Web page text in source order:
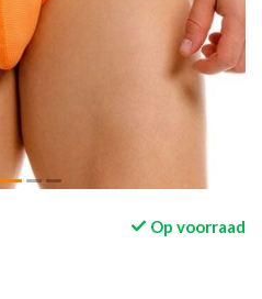
Op voorraad